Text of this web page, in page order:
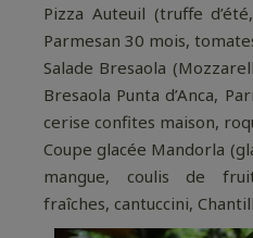
Pizza Auteuil (truffe
Parmesan 30 mois,
Salade Bresaola
Bresaola Punta d’Anca,
cerise confites maison,
Coupe glacée Mandorla
mangue, coulis de
fraîches, cantuccini,